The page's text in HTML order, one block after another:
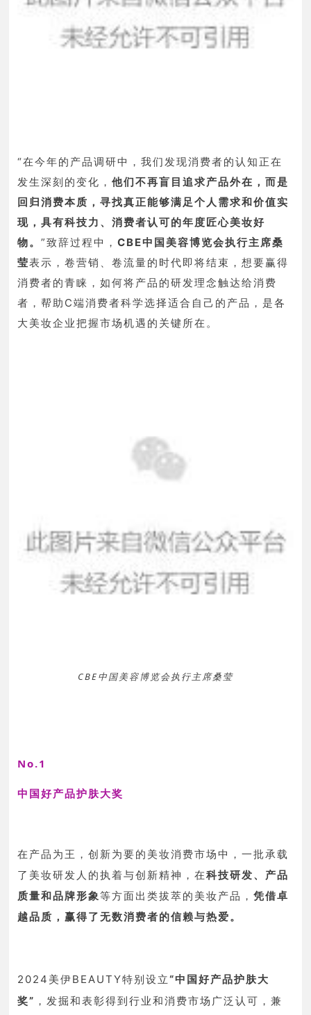
“在今年的产品调研中，我们发现消费者的认知正在
发生深刻的变化，他们不再盲目追求产品外在，而是
回归消费本质，寻找真正能够满足个人需求和价值实
现，具有科技力、消费者认可的年度匠心美妆好
物。”致辞过程中，CBE中国美容博览会执行主席桑
莹表示，卷营销、卷流量的时代即将结束，想要赢得
消费者的青睐，如何将产品的研发理念触达给消费
者，帮助C端消费者科学选择适合自己的产品，是各
大美妆企业把握市场机遇的关键所在 。
CBE中国美容博览会执行主席桑莹
No.1
中国好产品护肤大奖
在产品为王，创新为要的美妆消费市场中，一批承载
了美妆研发人的执着与创新精神，在科技研发、产品
质量和品牌形象等方面出类拔萃的美妆产品，凭借卓
越品质，赢得了无数消费者的信赖与热爱。
2024美伊BEAUTY特别设立“中国好产品护肤大
奖” ，发掘和表彰得到行业和消费市场广泛认可，兼